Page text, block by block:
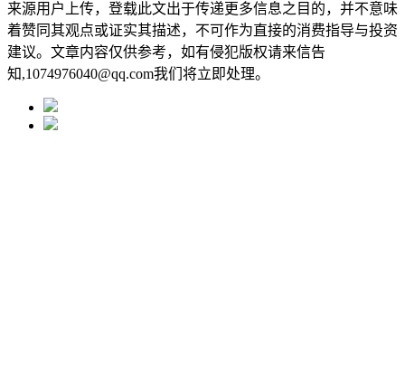
来源用户上传，登载此文出于传递更多信息之目的，并不意味
着赞同其观点或证实其描述，不可作为直接的消费指导与投资
建议。文章内容仅供参考，如有侵犯版权请来信告
知,1074976040@qq.com我们将立即处理。